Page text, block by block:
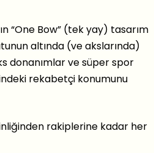
“One Bow” (tek yay) tasarım
altında (ve akslarında)
donanımlar ve süper spor
rekabetçi konumunu
rakiplerine kadar her